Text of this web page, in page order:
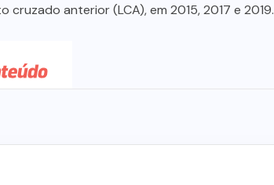
anterior (LCA), em 2015, 2017 e 2019.